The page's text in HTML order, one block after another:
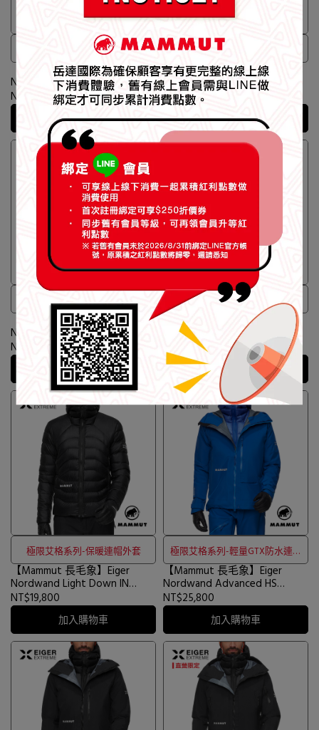
極限艾格系列-極輕防風連帽外套
【Mammut 長毛象】Eiger
Nordwand Advanced WB
Hooded Jkt AF 極限艾格極輕
防風連帽外套 艾格藍 男款
#1012-01060
NT$6,980
加入購物車
極限艾格系列-極輕防風連帽外套
【Mammut 長毛象】Eiger
Nordwand Advanced WB
Hooded Jkt AF 極限艾格極輕
防風連帽外套 黑色 男款
#1012-01060
NT$6,980
加入購物車
極限艾格系列-彈性防風軟殼長褲
【Mammut 長毛象】Eiger
Nordwand Advanced SO Pants
Men 極限艾格彈性防風軟殼長
褲 黑色 男款 #1020-14050
NT$12,500
加入購物車
極限艾格系列-保暖連帽外套
【Mammut 長毛象】Eiger
Nordwand Light Down IN
Hooded Jkt 極限艾格保暖連帽
外套 艾格藍 男款 #1013-04050
NT$19,800
加入購物車
極限艾格系列-保暖連帽外套
【Mammut 長毛象】Eiger
Nordwand Light Down IN
Hooded Jkt 極限艾格保暖連帽
外套 黑色 男款 #1013-04050
NT$19,800
加入購物車
極限艾格系列-輕量GTX防水連防
風帽外套
【Mammut 長毛象】Eiger
Nordwand Advanced HS
Hooded Jkt 極限艾格輕量GTX
防水連帽外套 艾格藍 男款
#1010-31710
NT$25,800
加入購物車